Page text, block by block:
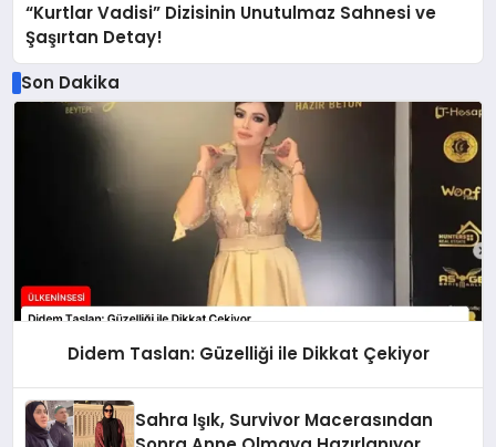
“Kurtlar Vadisi” Dizisinin Unutulmaz Sahnesi ve
Şaşırtan Detay!
Son Dakika
Didem Taslan: Güzelliği ile Dikkat Çekiyor
Sahra Işık, Survivor Macerasından